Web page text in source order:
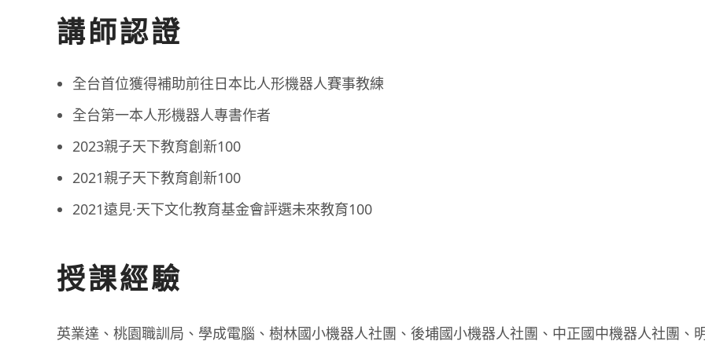
講師認證
全台首位獲得補助前往日本比人形機器人賽事教練
全台第一本人形機器人專書作者
2023親子天下教育創新100
2021親子天下教育創新100
2021遠見·天下文化教育基金會評選未來教育100
授課經驗
英業達、桃園職訓局、學成電腦、樹林國小機器人社團、後埔國小機器人社團、中正國中機器人社團、